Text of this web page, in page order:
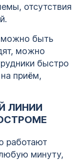
отсутствия
можно быть
можно
быстро
приём,
ЛИНИИ
работают
минуту,